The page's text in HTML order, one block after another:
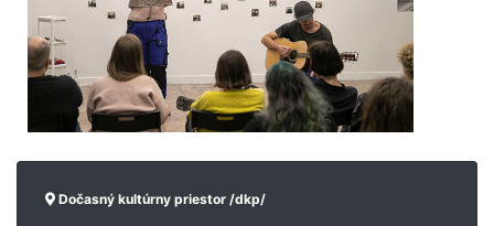
Dočasný kultúrny priestor /dkp/